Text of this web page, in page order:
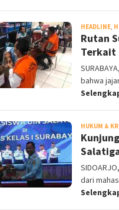
HEADLINE,
Rutan
Terkait
bahwa
HUKUM &
dari